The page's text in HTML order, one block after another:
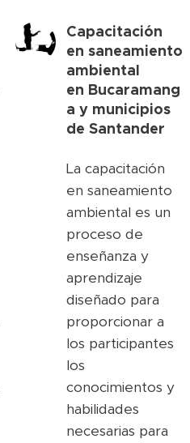
Capacitación
en saneamiento
ambiental
en Bucaramang
a y municipios
de Santander
La capacitación
en saneamiento
ambiental es un
proceso de
enseñanza y
aprendizaje
diseñado para
proporcionar a
los participantes
los
conocimientos y
habilidades
necesarias para